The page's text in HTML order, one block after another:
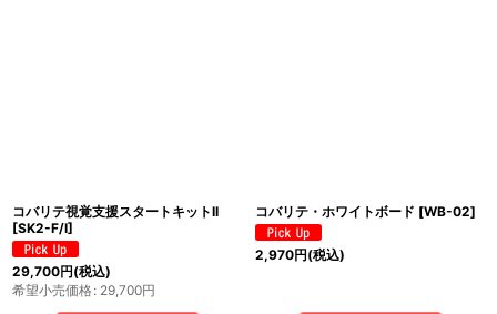
コバリテ視覚支援スタートキットII
[SK2-F/I]
29,700円(税込)
希望小売価格: 29,700円
コバリテ・ホワイトボード [WB-02]
2,970円(税込)